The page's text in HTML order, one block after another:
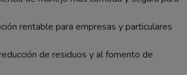
rentable para empresas y particulares
de residuos y al fomento de